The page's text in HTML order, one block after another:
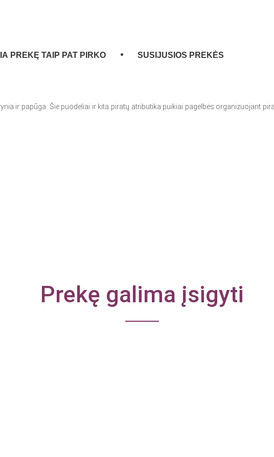
PREKĘ TAIP PAT PIRKO SUSIJUSIOS PREKĖS
ir papūga. Šie puodeliai ir kita piratų atributika puikiai pagelbės organizuojant
Prekę galima įsigyti